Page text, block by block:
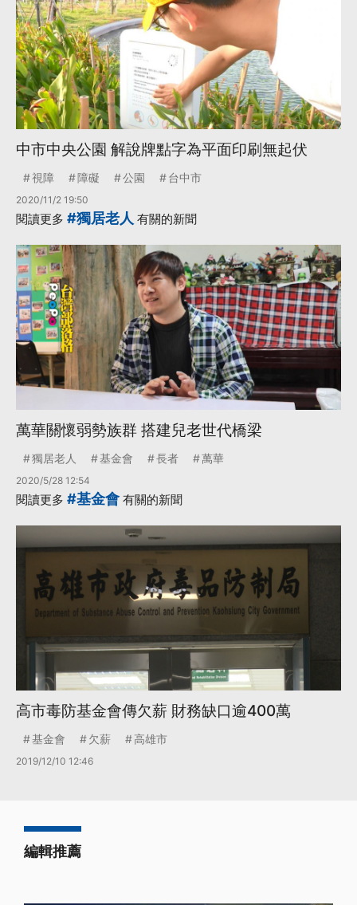
中市中央公園 解說牌點字為平面印刷無起伏
視障 障礙 公園 台中市
2020/11/2 19:50
閱讀更多 #獨居老人 有關的新聞
萬華關懷弱勢族群 搭建兒老世代橋梁
獨居老人 基金會 長者 萬華
2020/5/28 12:54
閱讀更多 #基金會 有關的新聞
高市毒防基金會傳欠薪 財務缺口逾400萬
基金會 欠薪 高雄市
2019/12/10 12:46
編輯推薦